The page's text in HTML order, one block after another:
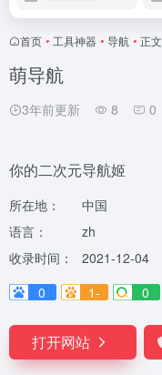
首页 • 工具神器 • 导航 • 正文
萌导航
3年前更新 8 0
你的二次元导航姬
所在地：
中国
语言：
zh
收录时间：
2021-12-04
0
1- 0
打开网站